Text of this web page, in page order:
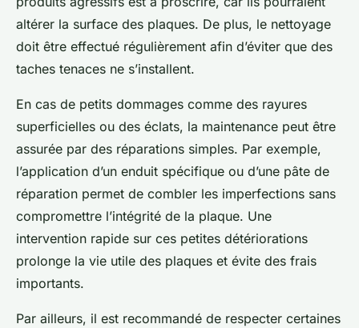
altérer la surface des plaques. De plus, le nettoyage
doit être effectué régulièrement afin d’éviter que des
taches tenaces ne s’installent.
En cas de petits dommages comme des rayures
superficielles ou des éclats, la maintenance peut être
assurée par des réparations simples. Par exemple,
l’application d’un enduit spécifique ou d’une pâte de
réparation permet de combler les imperfections sans
compromettre l’intégrité de la plaque. Une
intervention rapide sur ces petites détériorations
prolonge la vie utile des plaques et évite des frais
importants.
Par ailleurs, il est recommandé de respecter certaines